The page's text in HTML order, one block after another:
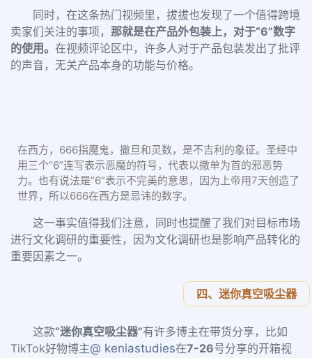
同时，在这条热门视频里，拔拔也发现了一个值得跨境
卖家们关注的事项， 那就是在产品外包装上，对于“6”数字
的使用。 在视频评论区中，许多人对于产品包装发出了批评
的声音，无关产品本身的功能与价格。
在西方，666指魔鬼，撒旦和灵数，是不吉利的象征。圣经中
用三个“6”连写表示恶魔的符号，代表以撒单为首的邪恶势
力。也有说法是“6”表示不完美的意思，因为上帝用7天创造了
世界，所以666在西方是忌讳的数字。
这一事实值得我们注意，同时也提醒了我们对目标市场
进行文化调研的重要性，因为文化调研也是影响产品转化的
重要因素之一。
四、迷你真空吸尘器
这款“迷你真空吸尘器”有许多博主在带货分享，比如
TikTok好物博主@ keniastudies在7-26号分享的开箱视